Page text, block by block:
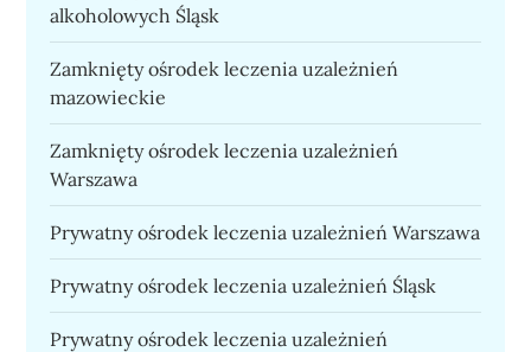
alkoholowych Śląsk
Zamknięty ośrodek leczenia uzależnień
mazowieckie
Zamknięty ośrodek leczenia uzależnień
Warszawa
Prywatny ośrodek leczenia uzależnień Warszawa
Prywatny ośrodek leczenia uzależnień Śląsk
Prywatny ośrodek leczenia uzależnień